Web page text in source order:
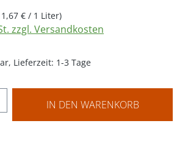
€ / 1 Liter)
zzgl. Versandkosten
Lieferzeit: 1-3 Tage
Gib den gewünschten
IN DEN WARENKORB